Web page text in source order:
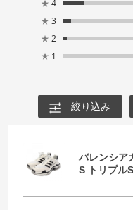
★ 4
★ 3
★ 2
★ 1
絞り込み
バレンシア
S トリプル